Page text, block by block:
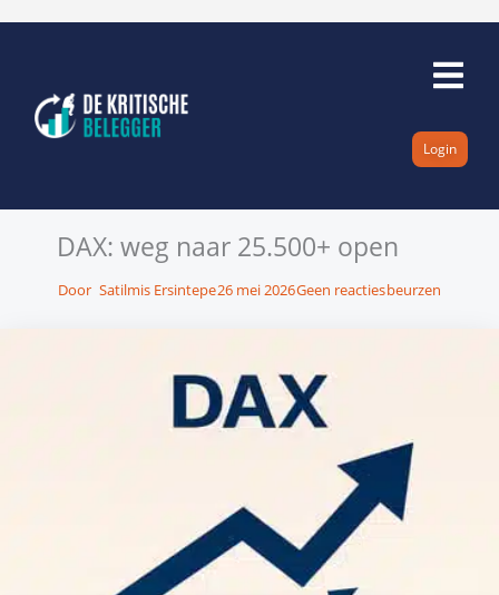
inhoud
Login
DAX: weg naar 25.500+ open
Door Satilmis Ersintepe26 mei 2026Geen reactiesbeurzen